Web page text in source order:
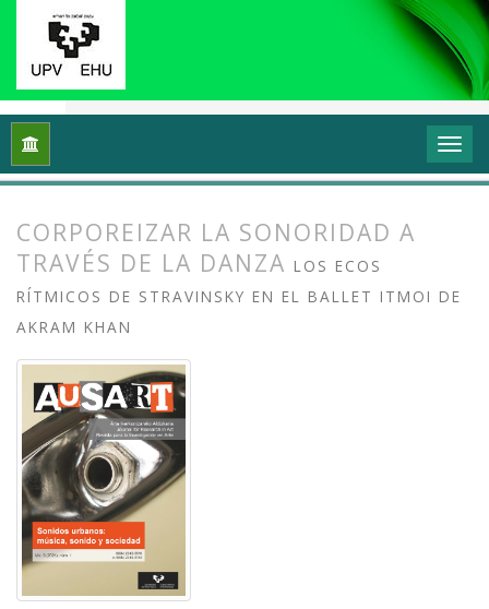
Inicio Vol. 9 Núm. 1 (2021): Sonidos urbanos:
CORPOREIZAR LA SONORIDAD A
TRAVÉS DE LA DANZA LOS ECOS
RÍTMICOS DE STRAVINSKY EN EL BALLET ITMOI DE
AKRAM KHAN